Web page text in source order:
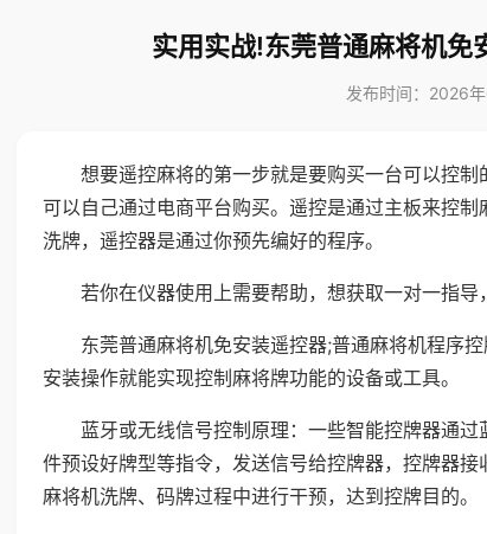
实用实战!东莞普通麻将机免
发布时间：2026
想要遥控麻将的第一步就是要购买一台可以控
可以自己通过电商平台购买。遥控是通过主板来控
洗牌，遥控器是通过你预先编好的程序。
若你在仪器使用上需要帮助，想获取一对一指
东莞普通麻将机免安装遥控器;普通麻将机程序
安装操作就能实现控制麻将牌功能的设备或工具。
蓝牙或无线信号控制原理：一些智能控牌器通
件预设好牌型等指令，发送信号给控牌器，控牌器
麻将机洗牌、码牌过程中进行干预，达到控牌目的。